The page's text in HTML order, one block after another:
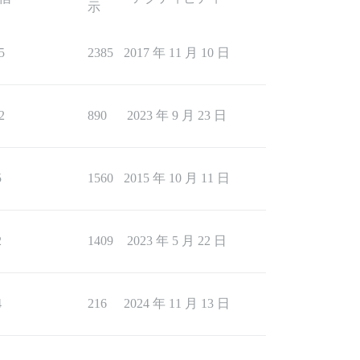
示
2385 2017 年 11 月 10 日
890 2023 年 9 月 23 日
1560 2015 年 10 月 11 日
1409 2023 年 5 月 22 日
216 2024 年 11 月 13 日